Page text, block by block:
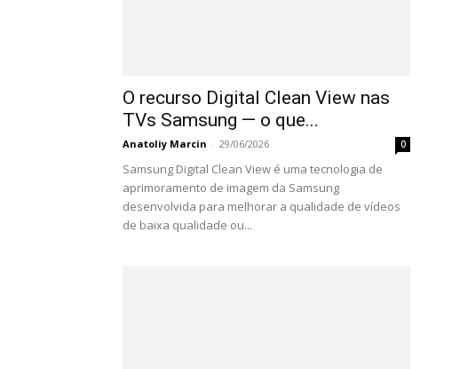
O recurso Digital Clean View nas
TVs Samsung — o que...
Anatoliy Marcin - 29/06/2026 0
Samsung Digital Clean View é uma tecnologia de
aprimoramento de imagem da Samsung
desenvolvida para melhorar a qualidade de vídeos
de baixa qualidade ou...